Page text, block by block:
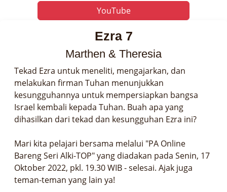
YouTube
Ezra 7
Marthen & Theresia
Tekad Ezra untuk meneliti, mengajarkan, dan
melakukan firman Tuhan menunjukkan
kesungguhannya untuk mempersiapkan bangsa
Israel kembali kepada Tuhan. Buah apa yang
dihasilkan dari tekad dan kesungguhan Ezra ini?
Mari kita pelajari bersama melalui "PA Online
Bareng Seri Alki-TOP" yang diadakan pada Senin, 17
Oktober 2022, pkl. 19.30 WIB - selesai. Ajak juga
teman-teman yang lain ya!